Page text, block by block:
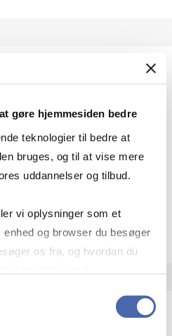
gøre hjemmesiden bedre
teknologier til bedre at
bruges, og til at vise mere
uddannelser og tilbud.
vi oplysninger som et
og browser du besøger
os fra, og hvordan du
selv - og kan altid trække
about